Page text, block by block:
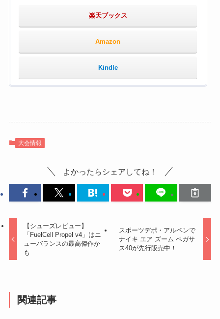
楽天ブックス
Amazon
Kindle
大会情報
よかったらシェアしてね！
【シューズレビュー】
「FuelCell Propel v4」はニ
ューバランスの最高傑作か
も
スポーツデポ・アルペンで
ナイキ エア ズーム ペガサ
ス40が先行販売中！
関連記事